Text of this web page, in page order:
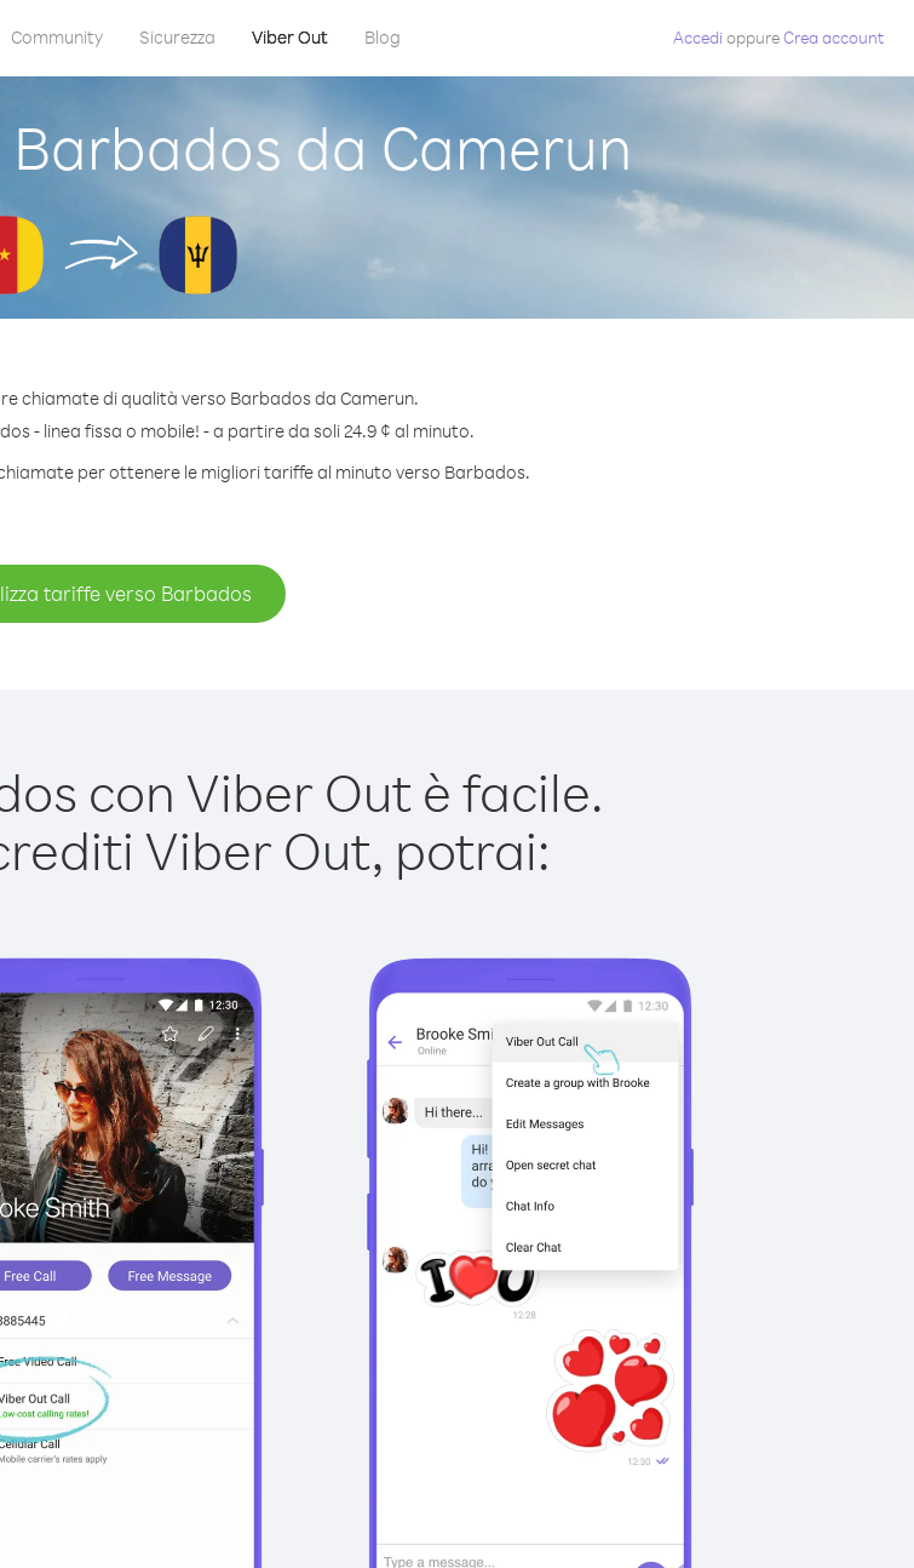
Community Sicurezza Viber Out Blog Accedi oppureCrea account
da Camerun
chiamate di qualità verso Barbados da Camerun.
- linea fissa o mobile! - a partire da soli 24.9 ¢ al minuto.
per ottenere le migliori tariffe al minuto verso Barbados.
tariffe verso Barbados
con Viber Out è facile.
Viber Out, potrai: